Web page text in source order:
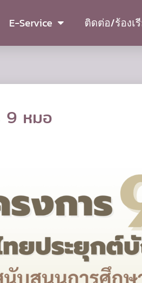
E-Service ติดต่อ/ร้องเ
9 หมอ